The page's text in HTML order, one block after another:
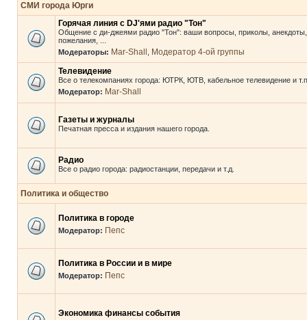
СМИ города Юрги
Горячая линия с DJ'ями радио "Тон"
Общение с ди-джеями радио "Тон": ваши вопросы, приколы, анекдоты,
пожелания, ...
Модераторы: Mar-Shall
Модератор 4-ой группы
Телевидение
Все о телекомпаниях города: ЮТРК, ЮТВ, кабельное телевидение и
Модератор: Mar-Shall
Газеты и журналы
Печатная пресса и издания нашего города.
Радио
Все о радио города: радиостанции, передачи и т.д.
Политика и общество
Политика в городе
Модератор: Пепс
Политика в России и в мире
Модератор: Пепс
Экономика финансы события